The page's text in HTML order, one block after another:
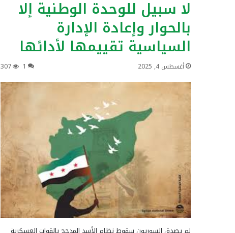
لا سبيل للوحدة الوطنية إلا
بالحوار وإعادة الإدارة
السياسية تقييمها لأدائها
أغسطس 4, 2025 1
307